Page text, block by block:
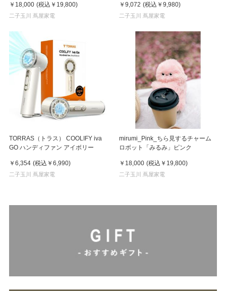
￥18,000 (税込 ￥19,800)
二子玉川 蔦屋家電
￥9,072 (税込 ￥9,980)
二子玉川 蔦屋家電
TORRAS（トラス） COOLIFY iva
GO ハンディファン アイボリー
￥6,354 (税込 ￥6,990)
二子玉川 蔦屋家電
mirumi_Pink_ちら見するチャーム
ロボット「みるみ」ピンク
￥18,000 (税込 ￥19,800)
二子玉川 蔦屋家電